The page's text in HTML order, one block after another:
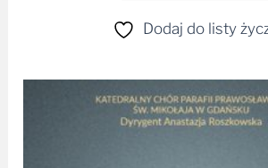
Dodaj do listy